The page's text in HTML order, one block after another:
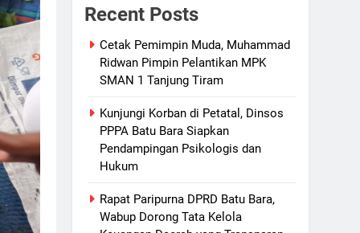
Recent Posts
Cetak Pemimpin Muda, Muhammad
Ridwan Pimpin Pelantikan MPK
SMAN 1 Tanjung Tiram
Kunjungi Korban di Petatal, Dinsos
PPPA Batu Bara Siapkan
Pendampingan Psikologis dan
Hukum
Rapat Paripurna DPRD Batu Bara,
Wabup Dorong Tata Kelola